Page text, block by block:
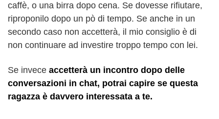
caffè, o una birra dopo cena. Se dovesse rifiutare,
riproponilo dopo un pò di tempo. Se anche in un
secondo caso non accetterà, il mio consiglio è di
non continuare ad investire troppo tempo con lei.
Se invece accetterà un incontro dopo delle
conversazioni in chat, potrai capire se questa
ragazza è davvero interessata a te.